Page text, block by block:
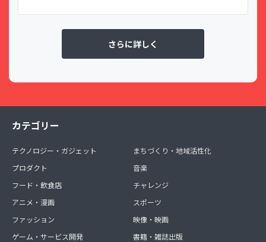
さらに詳しく
カテゴリー
テクノロジー・ガジェット
プロダクト
フード・飲食店
アニメ・漫画
ファッション
ゲーム・サービス開発
まちづくり・地域活性化
音楽
チャレンジ
スポーツ
映像・映画
書籍・雑誌出版